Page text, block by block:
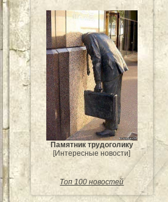
Памятник трудоголику
[Интересные новости]
Топ 100 новостей